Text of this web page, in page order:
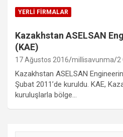
YERLI FIRMALAR
Kazakhstan ASELSAN
(KAE)
17 Ağustos 2016 millisavunma 2
Kazakhstan ASELSAN
Şubat 2011’de kuruldu. KAE,
kuruluşlarla bölge…